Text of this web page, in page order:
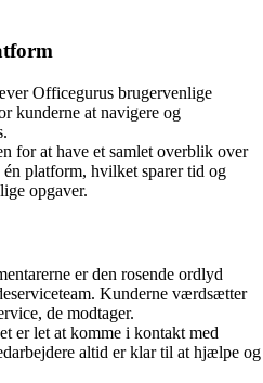
Officegurus brugervenlige
kunderne at navigere og
for at have et samlet overblik over
én platform, hvilket sparer tid og
opgaver.
er den rosende ordlyd
Kunderne værdsætter
de modtager.
er let at komme i kontakt med
altid er klar til at hjælpe og